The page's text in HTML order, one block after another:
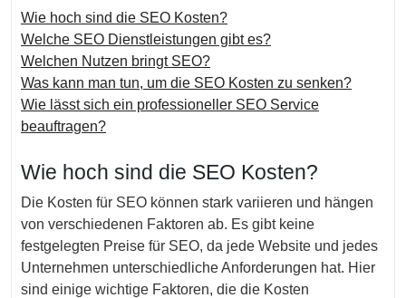
Wie hoch sind die SEO Kosten?
Welche SEO Dienstleistungen gibt es?
Welchen Nutzen bringt SEO?
Was kann man tun, um die SEO Kosten zu senken?
Wie lässt sich ein professioneller SEO Service
beauftragen?
Wie hoch sind die SEO Kosten?
Die Kosten für SEO können stark variieren und hängen
von verschiedenen Faktoren ab. Es gibt keine
festgelegten Preise für SEO, da jede Website und jedes
Unternehmen unterschiedliche Anforderungen hat. Hier
sind einige wichtige Faktoren, die die Kosten